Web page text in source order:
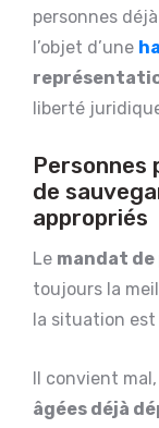
personnes
l’objet d’une
liberté
Personnes
de
appropriés
Le mandat
toujours la
la situation
Il convient
âgées déjà